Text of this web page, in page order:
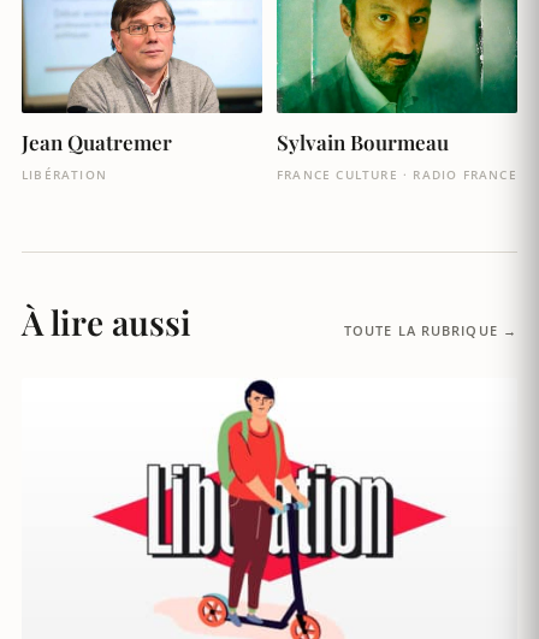
Jean Quatremer
LIBÉRATION
Sylvain Bourmeau
FRANCE CULTURE · RADIO FRANCE
À lire aussi TOUTE LA RUBRIQUE →